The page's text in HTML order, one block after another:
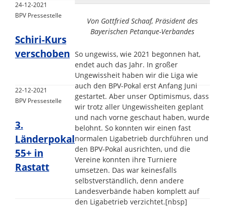
24-12-2021
BPV Pressestelle
Von Gottfried Schaaf, Präsident des
Bayerischen Petanque-Verbandes
So ungewiss, wie 2021 begonnen hat,
endet auch das Jahr. In großer
Ungewissheit haben wir die Liga wie
auch den BPV-Pokal erst Anfang Juni
gestartet. Aber unser Optimismus, dass
wir trotz aller Ungewissheiten geplant
und nach vorne geschaut haben, wurde
belohnt. So konnten wir einen fast
normalen Ligabetrieb durchführen und
den BPV-Pokal ausrichten, und die
Vereine konnten ihre Turniere
umsetzen. Das war keinesfalls
selbstverständlich, denn andere
Landesverbände haben komplett auf
den Ligabetrieb verzichtet.[nbsp]
Schiri-Kurs
verschoben
22-12-2021
BPV Pressestelle
3.
Länderpokal
55+ in
Rastatt